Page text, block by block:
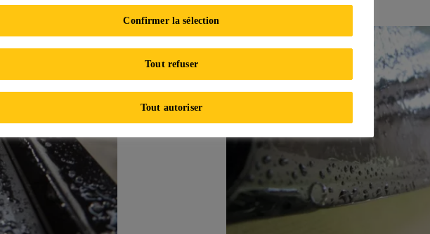
Confirmer la sélection
Tout refuser
Tout autoriser